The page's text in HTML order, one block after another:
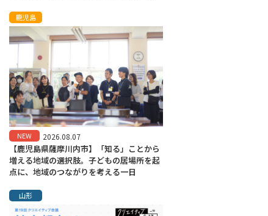
鹿児島
NEW 2026.08.07
【鹿児島県薩摩川内市】「知る」ことから
増える地域の選択肢。子どもの居場所を起
点に、地域のつながりを考える一日
山形